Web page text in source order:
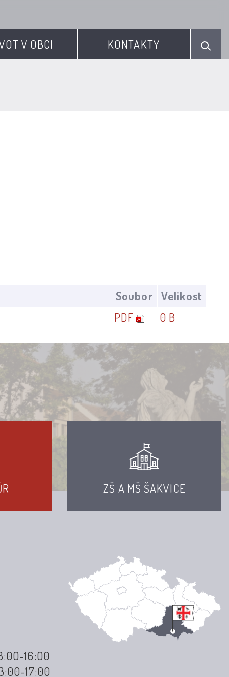
V OBCI KONTAKTY
Soubor
Velikost
PDF 0 B
ZŠ A MŠ ŠAKVICE
16:00
17:00